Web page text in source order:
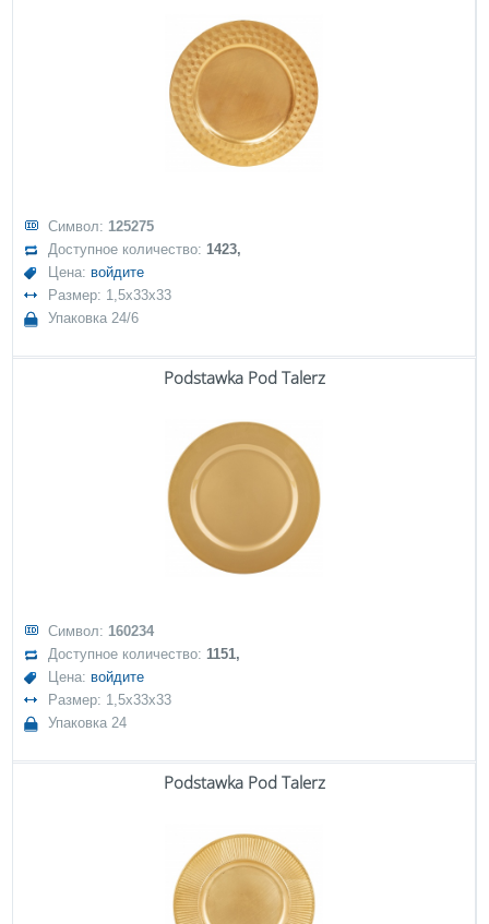
Символ: 125275
Доступное количество:1423,
Цена: войдите
Размер: 1,5x33x33
Упаковка 24/6
Podstawka Pod Talerz
Символ: 160234
Доступное количество:1151,
Цена: войдите
Размер: 1,5x33x33
Упаковка 24
Podstawka Pod Talerz